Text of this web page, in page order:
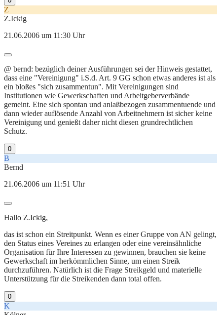
Z
Z.Ickig
21.06.2006 um 11:30 Uhr
@ bernd: bezüglich deiner Ausführungen sei der Hinweis gestattet,
dass eine "Vereinigung" i.S.d. Art. 9 GG schon etwas anderes ist als
ein bloßes "sich zusammentun". Mit Vereinigungen sind
Institutionen wie Gewerkschaften und Arbeitgeberverbände
gemeint. Eine sich spontan und anlaßbezogen zusammentuende und
dann wieder auflösende Anzahl von Arbeitnehmern ist sicher keine
Vereinigung und genießt daher nicht diesen grundrechtlichen
Schutz.
0
B
Bernd
21.06.2006 um 11:51 Uhr
Hallo Z.Ickig,
das ist schon ein Streitpunkt. Wenn es einer Gruppe von AN gelingt,
den Status eines Vereines zu erlangen oder eine vereinsähnliche
Organisation für Ihre Interessen zu gewinnen, brauchen sie keine
Gewerkschaft im herkömmlichen Sinne, um einen Streik
durchzuführen. Natürlich ist die Frage Streikgeld und materielle
Unterstützung für die Streikenden dann total offen.
0
K